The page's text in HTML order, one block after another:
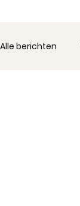
Alle berichten